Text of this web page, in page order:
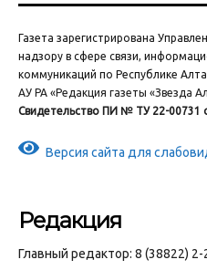
Газета зарегистрирована
надзору в сфере связи,
коммуникаций по Республике
АУ РА «Редакция газеты «Звезда
Свидетельство ПИ № ТУ 22-00731
Версия сайта для
Редакция
Главный редактор: 8 (38822) 2-